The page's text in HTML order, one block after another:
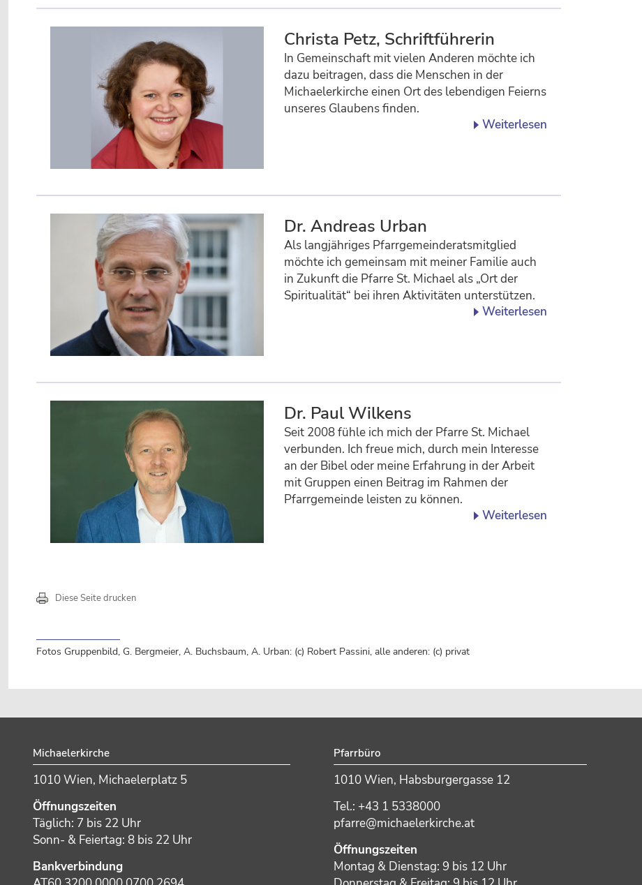
Christa Petz, Schriftführerin
In Gemeinschaft mit vielen Anderen möchte ich
dazu beitragen, dass die Menschen in der
Michaelerkirche einen Ort des lebendigen Feierns
unseres Glaubens finden.
Weiterlesen
Dr. Andreas Urban
Als langjähriges Pfarrgemeinderatsmitglied
möchte ich gemeinsam mit meiner Familie auch
in Zukunft die Pfarre St. Michael als „Ort der
Spiritualität“ bei ihren Aktivitäten unterstützen.
Weiterlesen
Dr. Paul Wilkens
Seit 2008 fühle ich mich der Pfarre St. Michael
verbunden. Ich freue mich, durch mein Interesse
an der Bibel oder meine Erfahrung in der Arbeit
mit Gruppen einen Beitrag im Rahmen der
Pfarrgemeinde leisten zu können.
Weiterlesen
Diese Seite drucken
Fotos Gruppenbild, G. Bergmeier, A. Buchsbaum, A. Urban: (c) Robert Passini, alle anderen: (c) privat
Michaelerkirche
1010 Wien, Michaelerplatz 5
Öffnungszeiten
Täglich: 7 bis 22 Uhr
Sonn- & Feiertag: 8 bis 22 Uhr
Bankverbindung
Pfarrbüro
1010 Wien, Habsburgergasse 12
Tel.: +43 1 5338000
pfarre@michaelerkirche.at
Öffnungszeiten
Montag & Dienstag: 9 bis 12 Uhr